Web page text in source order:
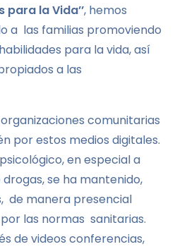
la Vida’’, hemos
a las familias promoviendo
para la vida, así
a las
comunitarias
por estos medios digitales.
en especial a
se ha mantenido,
de manera presencial
las normas sanitarias.
de videos conferencias,